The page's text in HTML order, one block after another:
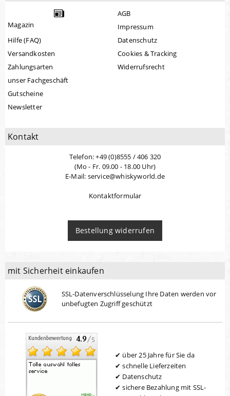
Magazin
Hilfe (FAQ)
Versandkosten
Zahlungsarten
unser Fachgeschäft
Gutscheine
Newsletter
AGB
Impressum
Datenschutz
Cookies & Tracking
Widerrufsrecht
Kontakt
Telefon: +49 (0)8555 / 406 320
(Mo - Fr. 09.00 - 18.00 Uhr)
E-Mail: service@whiskyworld.de
Kontaktformular
Bestellung widerrufen
mit Sicherheit einkaufen
SSL-Datenverschlüsselung Ihre Daten werden vor
unbefugten Zugriff geschützt
über 25 Jahre für Sie da
schnelle Lieferzeiten
Datenschutz
sichere Bezahlung mit SSL-